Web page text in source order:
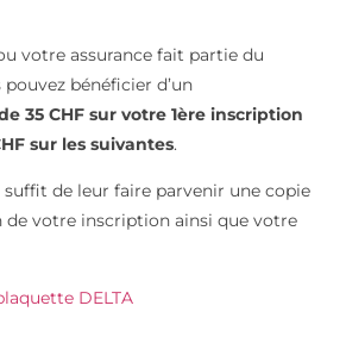
votre assurance fait partie du
bénéficier d’un
35 CHF sur votre 1ère inscription
sur les suivantes.
de leur faire parvenir une copie
votre inscription ainsi que votre
DELTA